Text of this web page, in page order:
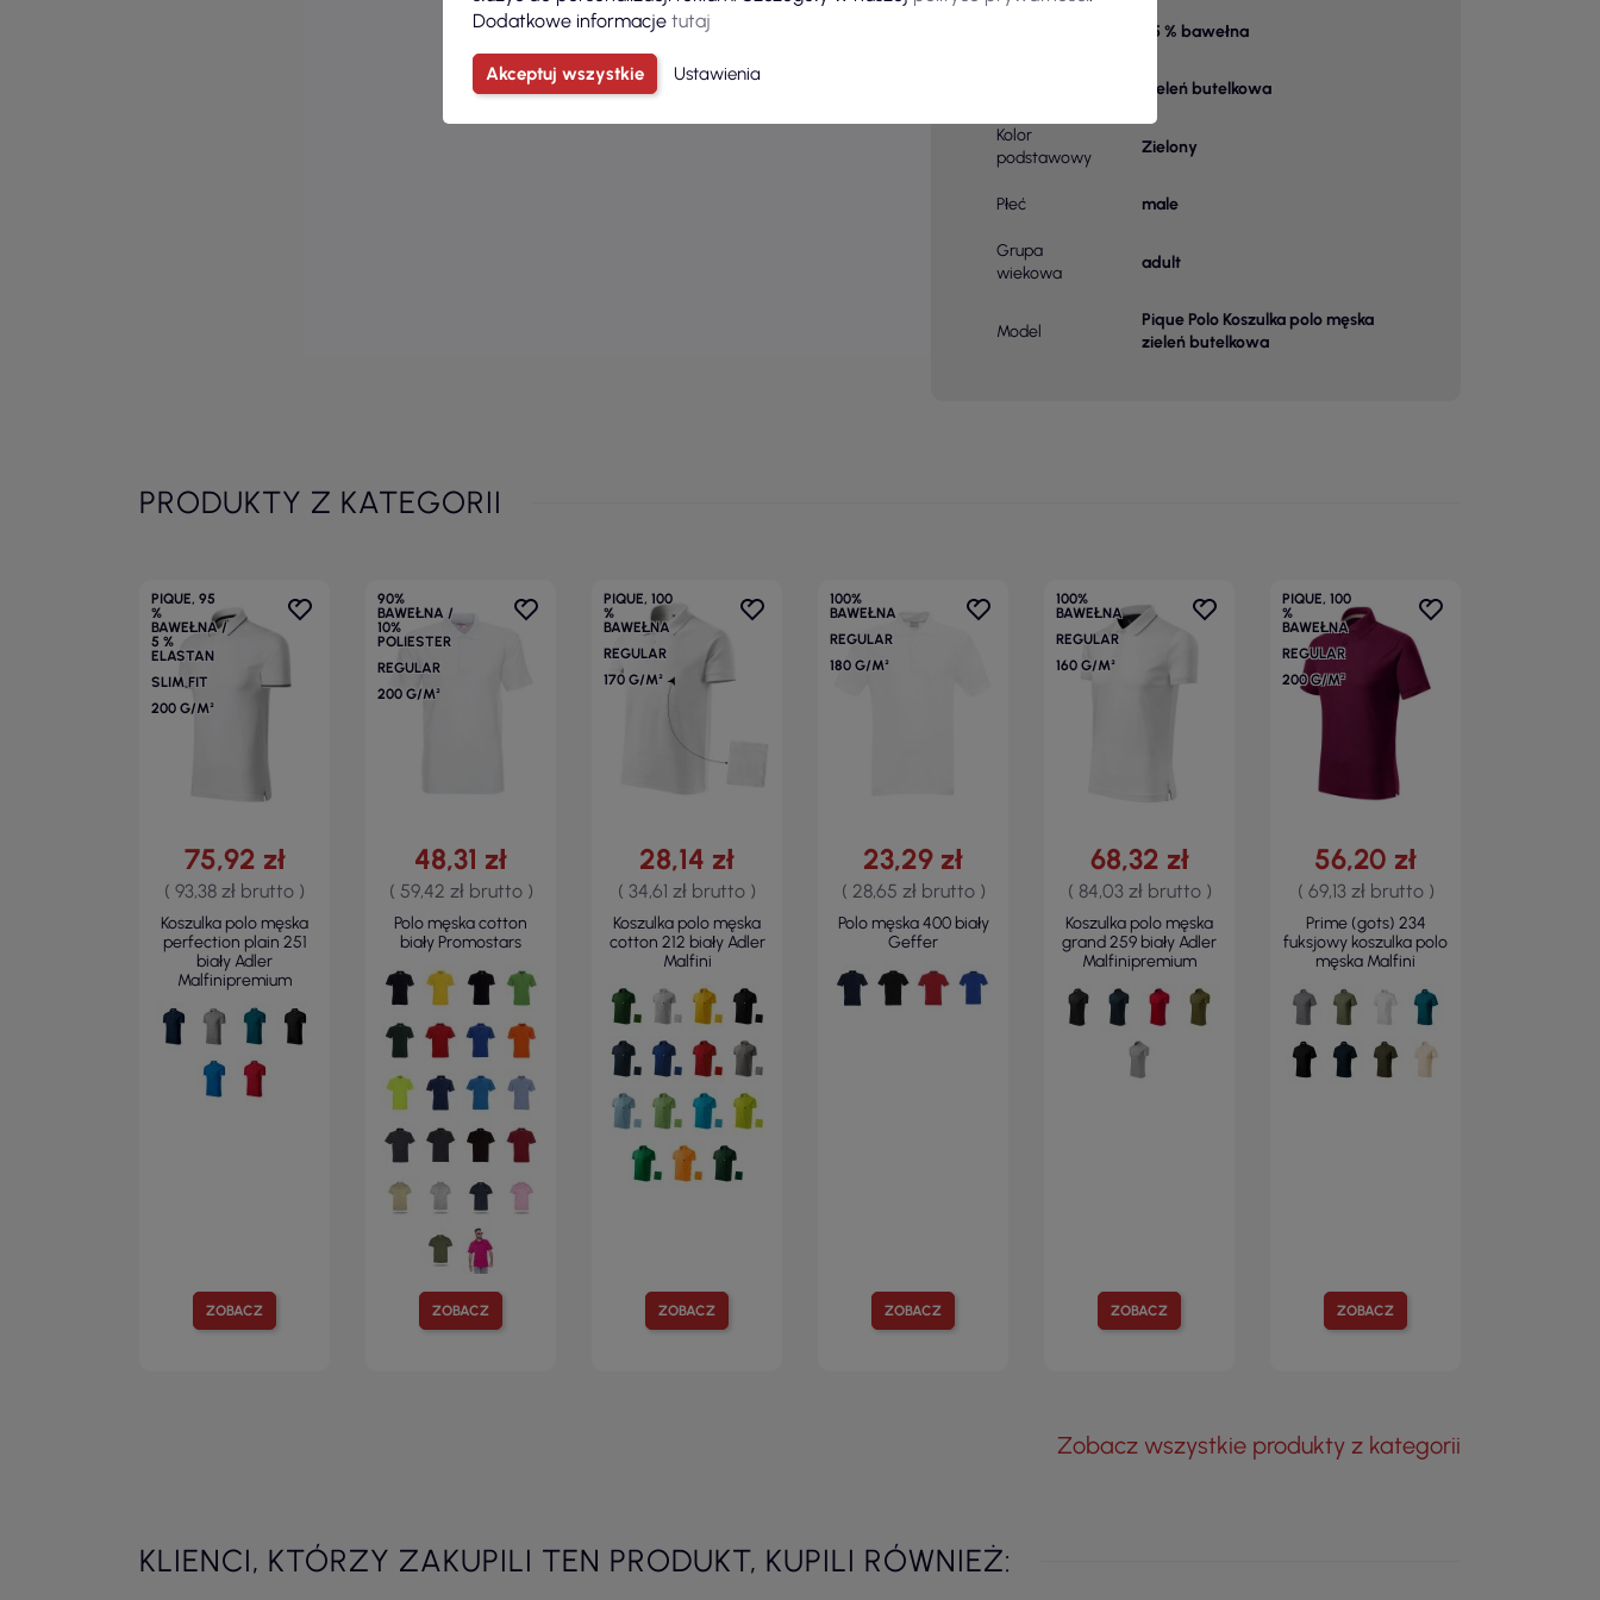
65 % bawełna
Zieleń butelkowa
Kolor
podstawowy
Zielony
Płeć male
Grupa
wiekowa
adult
Model
Pique Polo Koszulka polo męska
zieleń butelkowa
PRODUKTY Z KATEGORII
PIQUE, 95
%
BAWEŁNA /
5 %
ELASTAN
SLIM FIT
200 G/M²
ZOBACZ
75,92 zł
( 93,38 zł brutto )
Koszulka polo męska
perfection plain 251
biały Adler
Malfinipremium
90%
BAWEŁNA /
10%
POLIESTER
REGULAR
200 G/M²
ZOBACZ
48,31 zł
( 59,42 zł brutto )
Polo męska cotton
biały Promostars
PIQUE, 100
%
BAWEŁNA
REGULAR
170 G/M²
ZOBACZ
28,14 zł
( 34,61 zł brutto )
Koszulka polo męska
cotton 212 biały Adler
Malfini
100%
BAWEŁNA
REGULAR
180 G/M²
ZOBACZ
23,29 zł
( 28,65 zł brutto )
Polo męska 400 biały
Geffer
100%
BAWEŁNA
REGULAR
160 G/M²
ZOBACZ
68,32 zł
( 84,03 zł brutto )
Koszulka polo męska
grand 259 biały Adler
Malfinipremium
PIQUE, 100
%
BAWEŁNA
REGULAR
200 G/M²
ZOBACZ
56,20 zł
( 69,13 zł brutto )
Prime (gots) 234
fuksjowy koszulka polo
męska Malfini
Zobacz wszystkie produkty z kategorii
KLIENCI, KTÓRZY ZAKUPILI TEN PRODUKT, KUPILI RÓWNIEŻ:
Dodatkowe informacje tutaj
Akceptuj wszystkie Ustawienia